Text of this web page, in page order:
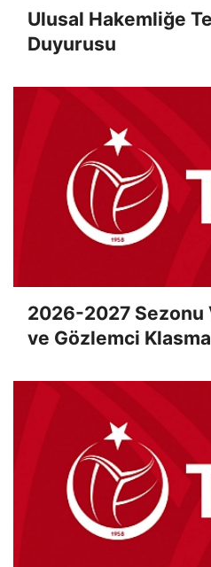
Ulusal Hakemliğe
Duyurusu
2026-2027 Sezonu
ve Gözlemci